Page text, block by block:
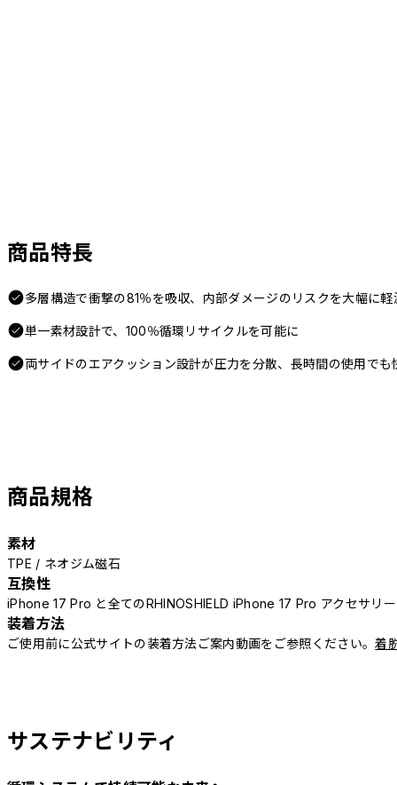
商品特長
多層構造で衝撃の81％を吸収、内部ダメージのリスクを大幅に軽
単一素材設計で、100％循環リサイクルを可能に
両サイドのエアクッション設計が圧力を分散、長時間の使用でも
商品規格
素材
TPE / ネオジム磁石
互換性
iPhone 17 Pro と全てのRHINOSHIELD iPhone 17 Pro アクセサリ
装着方法
ご使用前に公式サイトの装着方法ご案内動画をご参照ください。着
サステナビリティ